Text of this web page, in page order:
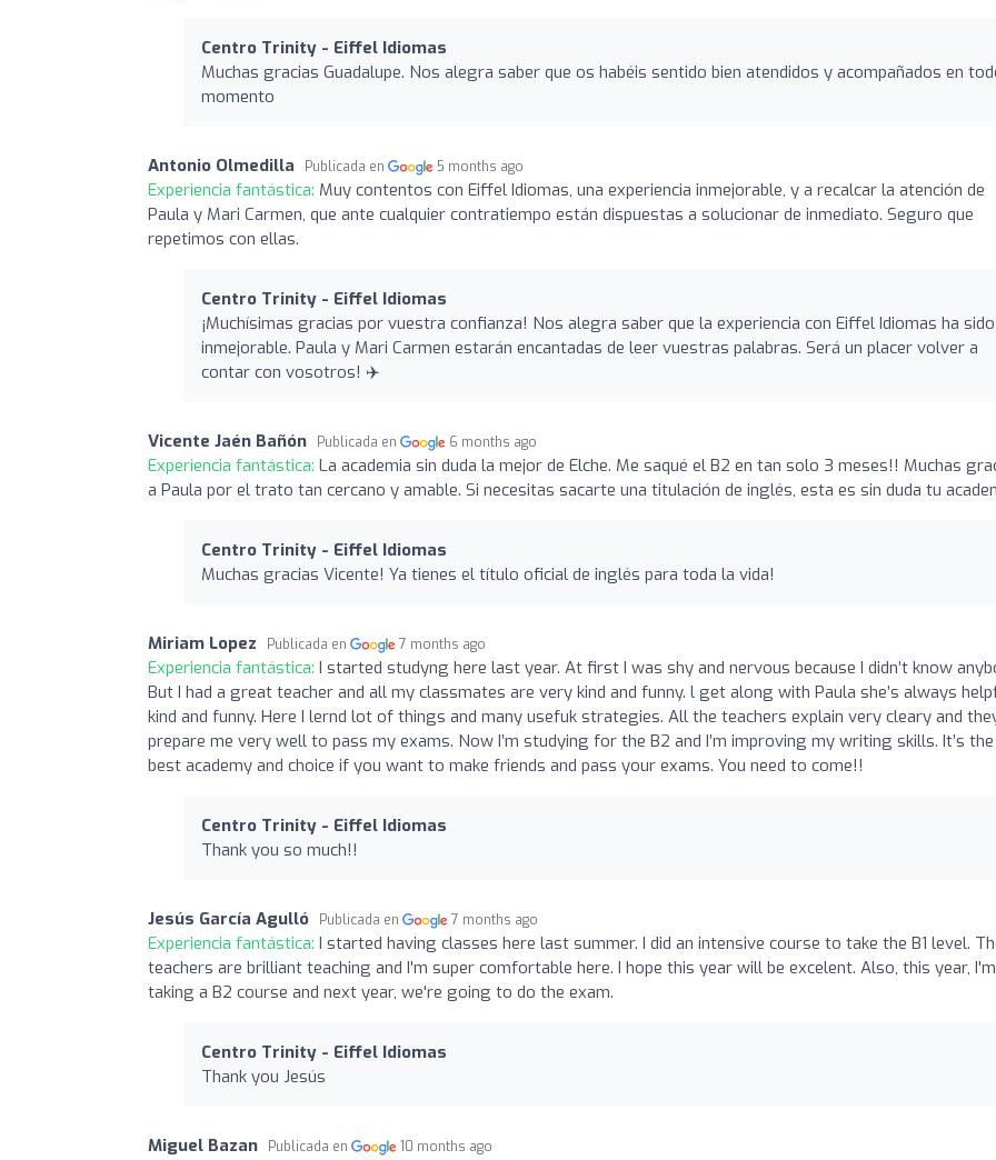
Centro Trinity - Eiffel Idiomas
Muchas gracias Guadalupe. Nos alegra saber que os habéis sentido bien atendidos y acompañados en
momento
Antonio Olmedilla Publicada en 5 months ago
Experiencia fantástica: Muy contentos con Eiffel Idiomas, una experiencia inmejorable, y a recalcar la atención de
Paula y Mari Carmen, que ante cualquier contratiempo están dispuestas a solucionar de inmediato. Seguro que
repetimos con ellas.
Centro Trinity - Eiffel Idiomas
¡Muchísimas gracias por vuestra confianza! Nos alegra saber que la experiencia con Eiffel Idiomas ha sido
inmejorable. Paula y Mari Carmen estarán encantadas de leer vuestras palabras. Será un placer volver a
contar con vosotros! ✈️
Vicente Jaén Bañón Publicada en 6 months ago
Experiencia fantástica: La academia sin duda la mejor de Elche. Me saqué el B2 en tan solo 3 meses!! Muchas
a Paula por el trato tan cercano y amable. Si necesitas sacarte una titulación de inglés, esta es sin duda tu
Centro Trinity - Eiffel Idiomas
Muchas gracias Vicente! Ya tienes el título oficial de inglés para toda la vida!
Miriam Lopez Publicada en 7 months ago
Experiencia fantástica: I started studyng here last year. At first I was shy and nervous because I didn’t know
But I had a great teacher and all my classmates are very kind and funny. l get along with Paula she’s always
kind and funny. Here I lernd lot of things and many usefuk strategies. All the teachers explain very cleary and
prepare me very well to pass my exams. Now I’m studying for the B2 and I’m improving my writing skills. It’s the
best academy and choice if you want to make friends and pass your exams. You need to come!!
Centro Trinity - Eiffel Idiomas
Thank you so much!!
Jesús García Agulló Publicada en 7 months ago
Experiencia fantástica: I started having classes here last summer. I did an intensive course to take the B1 level.
teachers are brilliant teaching and I'm super comfortable here. I hope this year will be excelent. Also, this year, I'm
taking a B2 course and next year, we're going to do the exam.
Centro Trinity - Eiffel Idiomas
Thank you Jesús
Miguel Bazan Publicada en 10 months ago